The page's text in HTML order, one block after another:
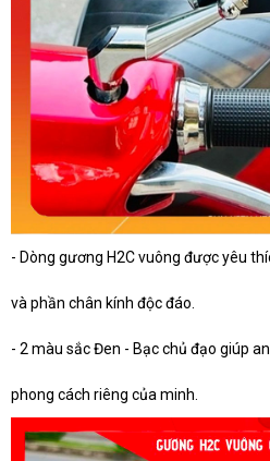
- Dòng gương H2C vuông được yêu
và phần chân kính độc đáo.
- 2 màu sắc Đen - Bạc chủ đạo giúp
phong cách riêng của minh.